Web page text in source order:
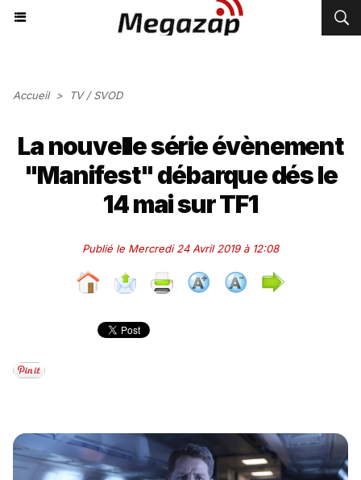
Accueil > TV / SVOD
La nouvelle série évènement
"Manifest" débarque dés le
14 mai sur TF1
Publié le Mercredi 24 Avril 2019 à 12:08